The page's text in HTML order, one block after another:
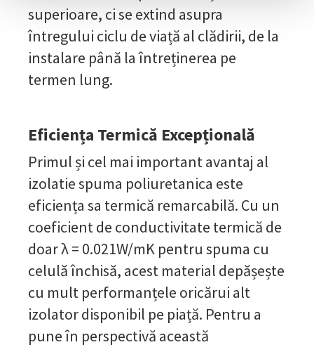
superioare, ci se extind asupra
întregului ciclu de viață al clădirii, de la
instalare până la întreținerea pe
termen lung.
Eficiența Termică Excepțională
Primul și cel mai important avantaj al
izolatie spuma poliuretanica este
eficiența sa termică remarcabilă. Cu un
coeficient de conductivitate termică de
doar λ = 0.021W/mK pentru spuma cu
celulă închisă, acest material depășește
cu mult performanțele oricărui alt
izolator disponibil pe piață. Pentru a
pune în perspectivă această